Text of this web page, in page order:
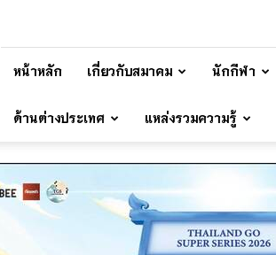
หน้าหลัก เกี่ยวกับสมาคม นักกีฬา
ด้านต่างประเทศ แหล่งรวมความรู้